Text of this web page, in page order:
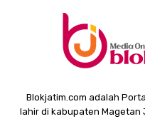
Blokjatim.com adalah
lahir di kabupaten Magetan